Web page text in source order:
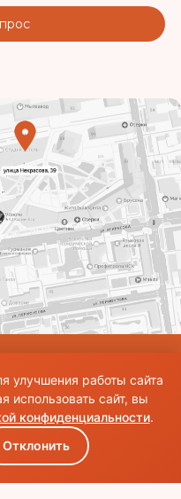
и тексты принадлежат их
улучшения работы сайта
использовать сайт, вы
конфиденциальности.
Отклонить